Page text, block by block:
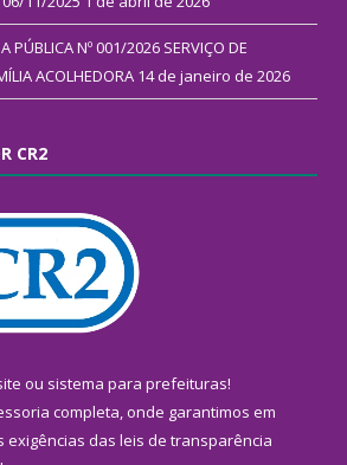
PÚBLICA Nº 001/2026 SERVIÇO DE
ACOLHEDORA 14 de janeiro de 2026
CR2
ou sistema para prefeituras!
completa, onde garantimos em
exigências das leis de transparência